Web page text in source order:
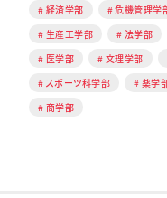
経済学部 危機管理学
生産工学部
法学部
医学部
文理学部
スポーツ科学部
薬学
商学部